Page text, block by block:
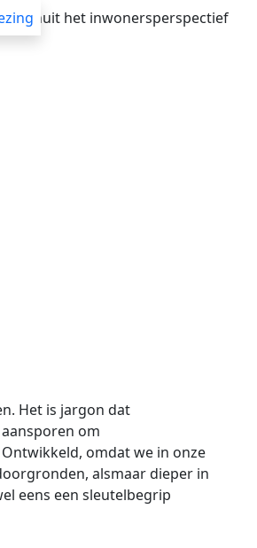
vanuit het inwonersperspectief
Het is jargon dat
om
omdat we in onze
alsmaar dieper in
eens een sleutelbegrip